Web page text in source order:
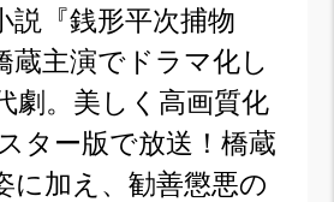
説『銭形平次捕物
蔵主演でドラマ化し
劇。美しく高画質化
ター版で放送！橋蔵
に加え、勧善懲悪の